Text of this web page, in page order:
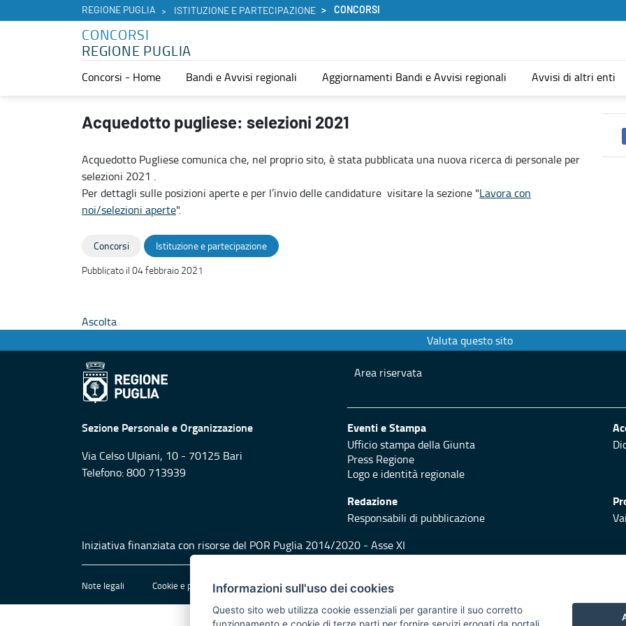
REGIONE PUGLIA ISTITUZIONE E PARTECIPAZIONE CONCORSI
CONCORSI
REGIONE PUGLIA
Concorsi - Home Bandi e Avvisi regionali Aggiornamenti Bandi e Avvisi regionali Avvisi di altri enti
Acquedotto pugliese: selezioni 2021 - Concorsi
Acquedotto pugliese: selezioni 2021
Acquedotto Pugliese comunica che, nel proprio sito, è stata pubblicata una nuova ricerca di personale per
selezioni 2021 .
Per dettagli sulle posizioni aperte e per l’invio delle candidature visitare la sezione "Lavora con
noi/selezioni aperte".
Concorsi
Istituzione e partecipazione
Pubblicato il 04 febbraio 2021
Ascolta
Valuta questo sito
Area riservata
Sezione Personale e Organizzazione
Via Celso Ulpiani, 10 - 70125 Bari
Telefono: 800 713939
Eventi e Stampa
Ufficio stampa della Giunta
Press Regione
Logo e identità regionale
Redazione
Responsabili di pubblicazione
Iniziativa finanziata con risorse del POR Puglia 2014/2020 - Asse XI
Note legali Cookie e privacy Amministrazione trasparente Atti di notifica
Informazioni sull'uso dei cookies
Questo sito web utilizza cookie essenziali per garantire il suo corretto